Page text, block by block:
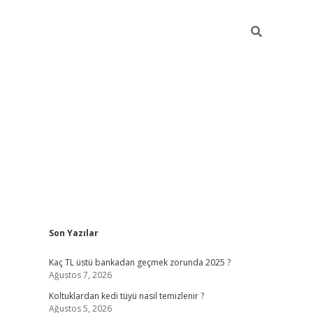
Sidebar
Son Yazılar
Kaç TL üstü bankadan geçmek zorunda 2025 ?
Ağustos 7, 2026
Koltuklardan kedi tüyü nasıl temizlenir ?
Ağustos 5, 2026